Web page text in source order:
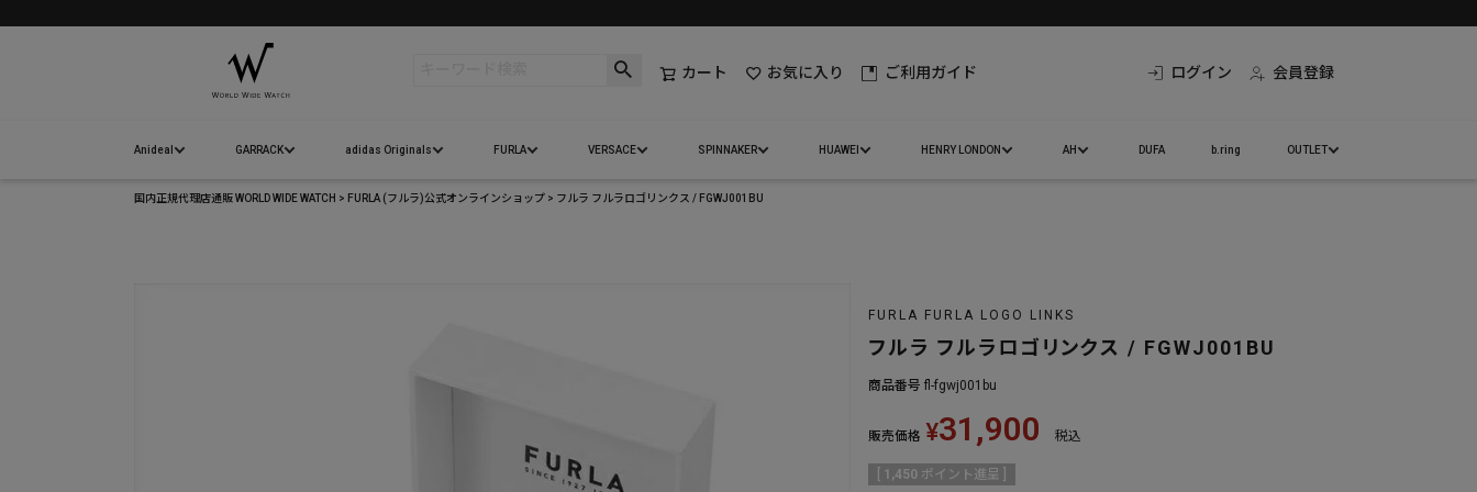
カート お気に入り ご利用ガイド ログイン 会員登録
Anideal GARRACK adidas Originals FURLA VERSACE SPINNAKER HUAWEI HENRY LONDON AH DUFA b.ring OUTLET
国内正規代理店通販 WORLD WIDE WATCH FURLA (フルラ)公式オンラインショップ フルラ フルラロゴリンクス / FGWJ001BU
FURLA FURLA LOGO LINKS
フルラ フルラロゴリンクス / FGWJ001BU
商品番号 fl-fgwj001bu
販売価格 ¥31,900 税込
1,450 ポイント進呈 ]